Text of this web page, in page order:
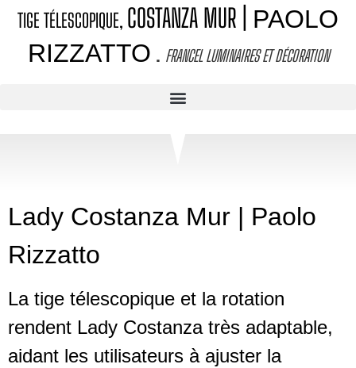
TIGE TÉLESCOPIQUE, COSTANZA MUR | PAOLO
RIZZATTO . FRANCEL LUMINAIRES ET DÉCORATION
Lady Costanza Mur | Paolo
Rizzatto
La tige télescopique et la rotation
rendent Lady Costanza très adaptable,
aidant les utilisateurs à ajuster la